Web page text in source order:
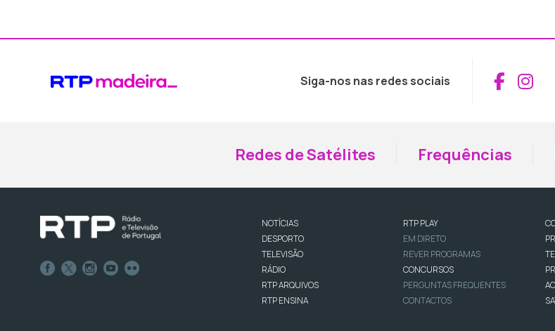
Siga-nos nas redes sociais
Redes de Satélites Frequências
NOTÍCIAS
DESPORTO
TELEVISÃO
RÁDIO
RTP ARQUIVOS
RTP ENSINA
RTP PLAY
EM DIRETO
REVER PROGRAMAS
CONCURSOS
PERGUNTAS FREQUENTES
CONTACTOS